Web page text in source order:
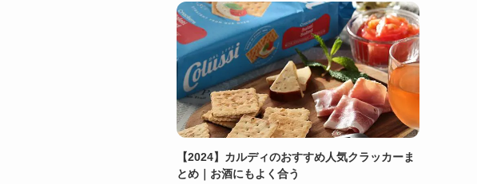
【2024】カルディのおすすめ人気クラッカーま
とめ｜お酒にもよく合う